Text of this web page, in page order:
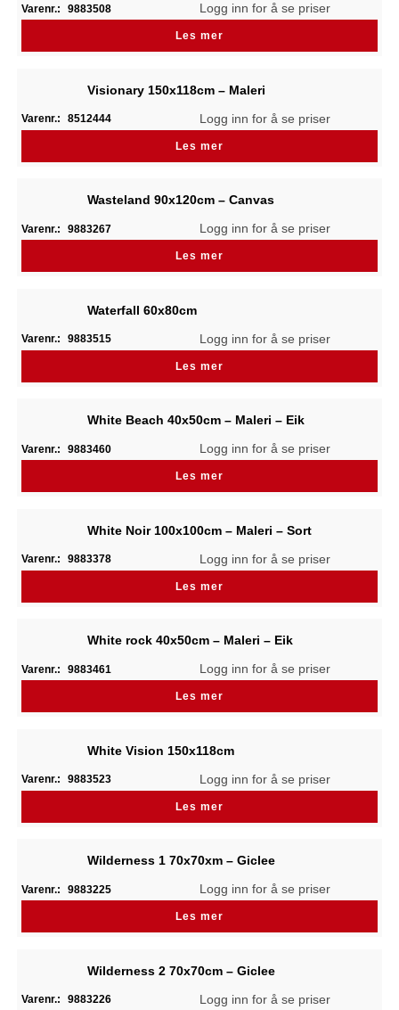
Varenr.: 9883508 Logg inn for å se priser
Les mer
Visionary 150x118cm – Maleri
Varenr.: 8512444 Logg inn for å se priser
Les mer
Wasteland 90x120cm – Canvas
Varenr.: 9883267 Logg inn for å se priser
Les mer
Waterfall 60x80cm
Varenr.: 9883515 Logg inn for å se priser
Les mer
White Beach 40x50cm – Maleri – Eik
Varenr.: 9883460 Logg inn for å se priser
Les mer
White Noir 100x100cm – Maleri – Sort
Varenr.: 9883378 Logg inn for å se priser
Les mer
White rock 40x50cm – Maleri – Eik
Varenr.: 9883461 Logg inn for å se priser
Les mer
White Vision 150x118cm
Varenr.: 9883523 Logg inn for å se priser
Les mer
Wilderness 1 70x70xm – Giclee
Varenr.: 9883225 Logg inn for å se priser
Les mer
Wilderness 2 70x70cm – Giclee
Varenr.: 9883226 Logg inn for å se priser